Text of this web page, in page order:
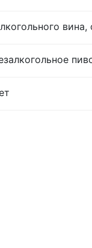
вина,